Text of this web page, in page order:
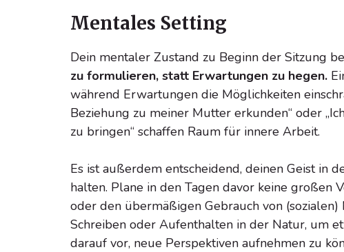
Mentales Setting
Dein mentaler Zustand zu Beginn der Sitzung
zu formulieren, statt Erwartungen zu hegen.
während Erwartungen die Möglichkeiten
Beziehung zu meiner Mutter erkunden“ oder
zu bringen“ schaffen Raum für innere Arbeit.
Es ist außerdem entscheidend, deinen Geist in
halten. Plane in den Tagen davor keine großen
oder den übermäßigen Gebrauch von
Schreiben oder Aufenthalten in der Natur, um
darauf vor, neue Perspektiven aufnehmen zu